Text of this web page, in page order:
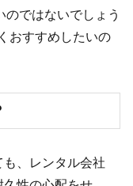
ではないでしょう
おすすめしたいの
も、レンタル会社